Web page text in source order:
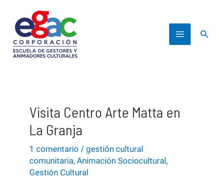
contenido
Main
Visita Centro Arte Matta en
La Granja
1 comentario /gestión cultural
comunitaria,Animación Sociocultural,
Gestión Cultural